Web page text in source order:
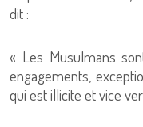
dit :
« Les Musulmans
engagements,
qui est illicite et vice